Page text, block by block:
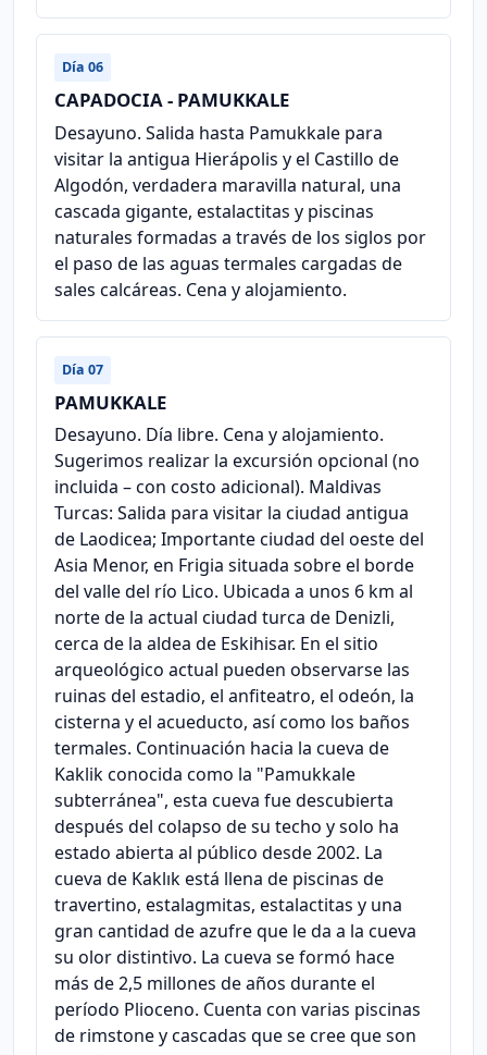
Día 06
CAPADOCIA - PAMUKKALE
Desayuno. Salida hasta Pamukkale para
visitar la antigua Hierápolis y el Castillo de
Algodón, verdadera maravilla natural, una
cascada gigante, estalactitas y piscinas
naturales formadas a través de los siglos por
el paso de las aguas termales cargadas de
sales calcáreas. Cena y alojamiento.
Día 07
PAMUKKALE
Desayuno. Día libre. Cena y alojamiento.
Sugerimos realizar la excursión opcional (no
incluida – con costo adicional). Maldivas
Turcas: Salida para visitar la ciudad antigua
de Laodicea; Importante ciudad del oeste del
Asia Menor, en Frigia situada sobre el borde
del valle del río Lico. Ubicada a unos 6 km al
norte de la actual ciudad turca de Denizli,
cerca de la aldea de Eskihisar. En el sitio
arqueológico actual pueden observarse las
ruinas del estadio, el anfiteatro, el odeón, la
cisterna y el acueducto, así como los baños
termales. Continuación hacia la cueva de
Kaklik conocida como la "Pamukkale
subterránea", esta cueva fue descubierta
después del colapso de su techo y solo ha
estado abierta al público desde 2002. La
cueva de Kaklık está llena de piscinas de
travertino, estalagmitas, estalactitas y una
gran cantidad de azufre que le da a la cueva
su olor distintivo. La cueva se formó hace
más de 2,5 millones de años durante el
período Plioceno. Cuenta con varias piscinas
de rimstone y cascadas que se cree que son